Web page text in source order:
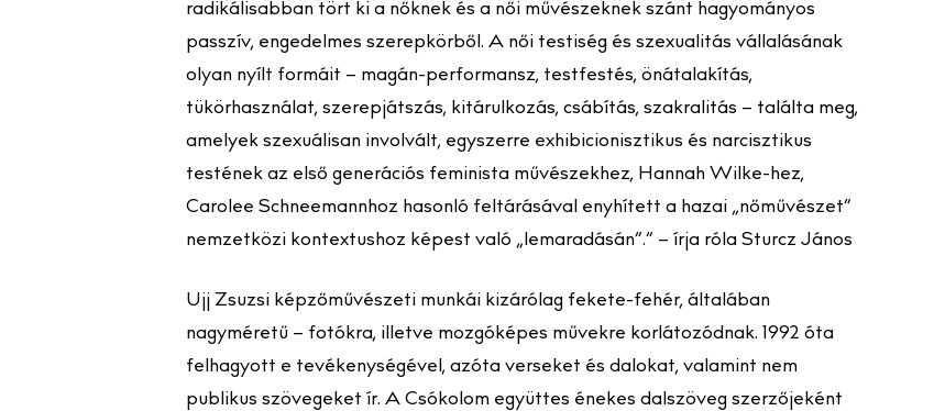
radikálisabban tört ki a nőknek és a női művészeknek szánt hagyományos
passzív, engedelmes szerepkörből. A női testiség és szexualitás vállalásának
olyan nyílt formáit – magán-performansz, testfestés, önátalakítás,
tükörhasználat, szerepjátszás, kitárulkozás, csábítás, szakralitás – találta meg,
amelyek szexuálisan involvált, egyszerre exhibicionisztikus és narcisztikus
testének az első generációs feminista művészekhez, Hannah Wilke-hez,
Carolee Schneemannhoz hasonló feltárásával enyhített a hazai „nőművészet”
nemzetközi kontextushoz képest való „lemaradásán”.” – írja róla Sturcz János
Ujj Zsuzsi képzőművészeti munkái kizárólag fekete-fehér, általában
nagyméretű – fotókra, illetve mozgóképes művekre korlátozódnak. 1992 óta
felhagyott e tevékenységével, azóta verseket és dalokat, valamint nem
publikus szövegeket ír. A Csókolom együttes énekes dalszöveg szerzőjeként